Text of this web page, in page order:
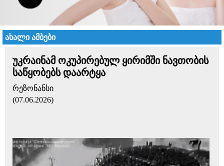
ახალი ამბები
უკრაინამ ოკუპირებულ ყირიმში ნავთობის
საწყობებს დაარტყა
რეზონანსი
(07.06.2026)